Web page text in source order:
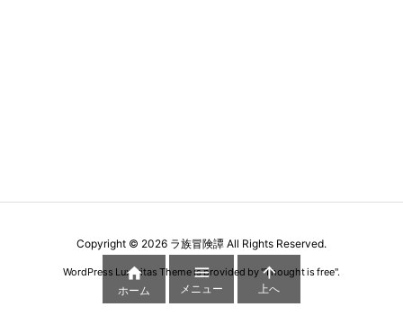
Copyright © 2026 ラ族冒険譚 All Rights Reserved.
WordPress Luxeritas Theme is provided by "Thought is free".

ホーム

メニュー

上へ